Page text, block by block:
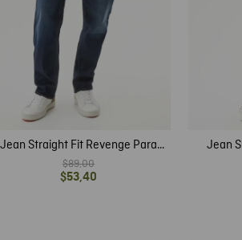
Jean Straight Fit Revenge Para
Hombre
$89,00
$53,40
Jean